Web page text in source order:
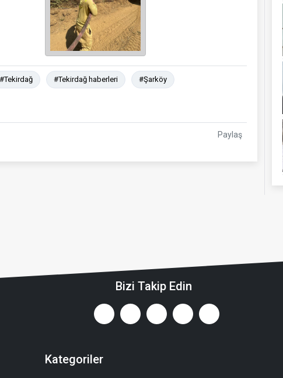
#Tekirdağ #Tekirdağ haberleri #Şarköy
Paylaş
Bizi Takip Edin
Kategoriler